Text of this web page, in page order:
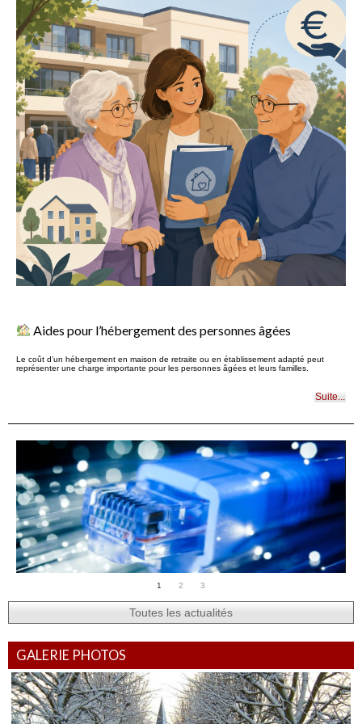
Le CinéMo, le cinéma en roue libre
Un cinéma mobile près de chez vous ! Cet été, notre commune a le plaisir d’accueillir le
CinéMo de la Fondation Art Explora. Derrière ce nom se cache un véritable camion-
cinéma de 72 places, aménagé en salle de projection, qui sillonne l’Île-de-France pour
à bord du camion, avec une programmation pour tous les âges autour de la thématique
regards croisés et de rencontres. Mais le CinéMo, ce n’est pas seulement des […]
Aides pour l’hébergement des personnes âgées
Le coût d’un hébergement en maison de retraite ou en établissement adapté peut
représenter une charge importante pour les personnes âgées et leurs familles.
Suite...
Aide de l’état : fibre optique
Avec la fermeture progressive du réseau cuivre, le passage à la fibre devient un enjeu
important pour de nombreux foyers et petites entreprises.
1 2 3
Toutes les actualités
GALERIE PHOTOS